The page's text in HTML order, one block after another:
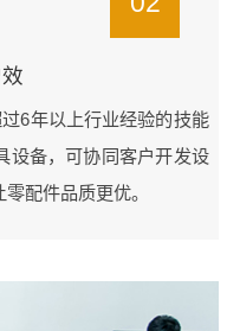
6年以上行业经验的技能
设备，可协同客户开发设
配件品质更优。